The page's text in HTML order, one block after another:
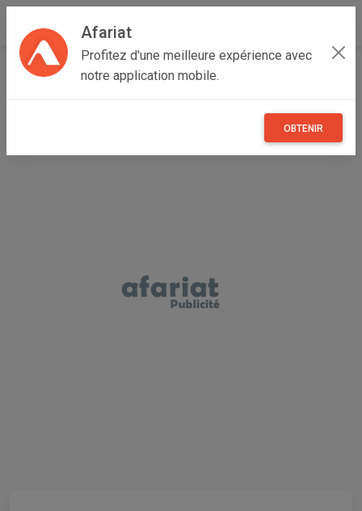
Afariat
Profitez d'une meilleure expérience avec
notre application mobile.
OBTENIR
Accueil Recherche
Professionnel